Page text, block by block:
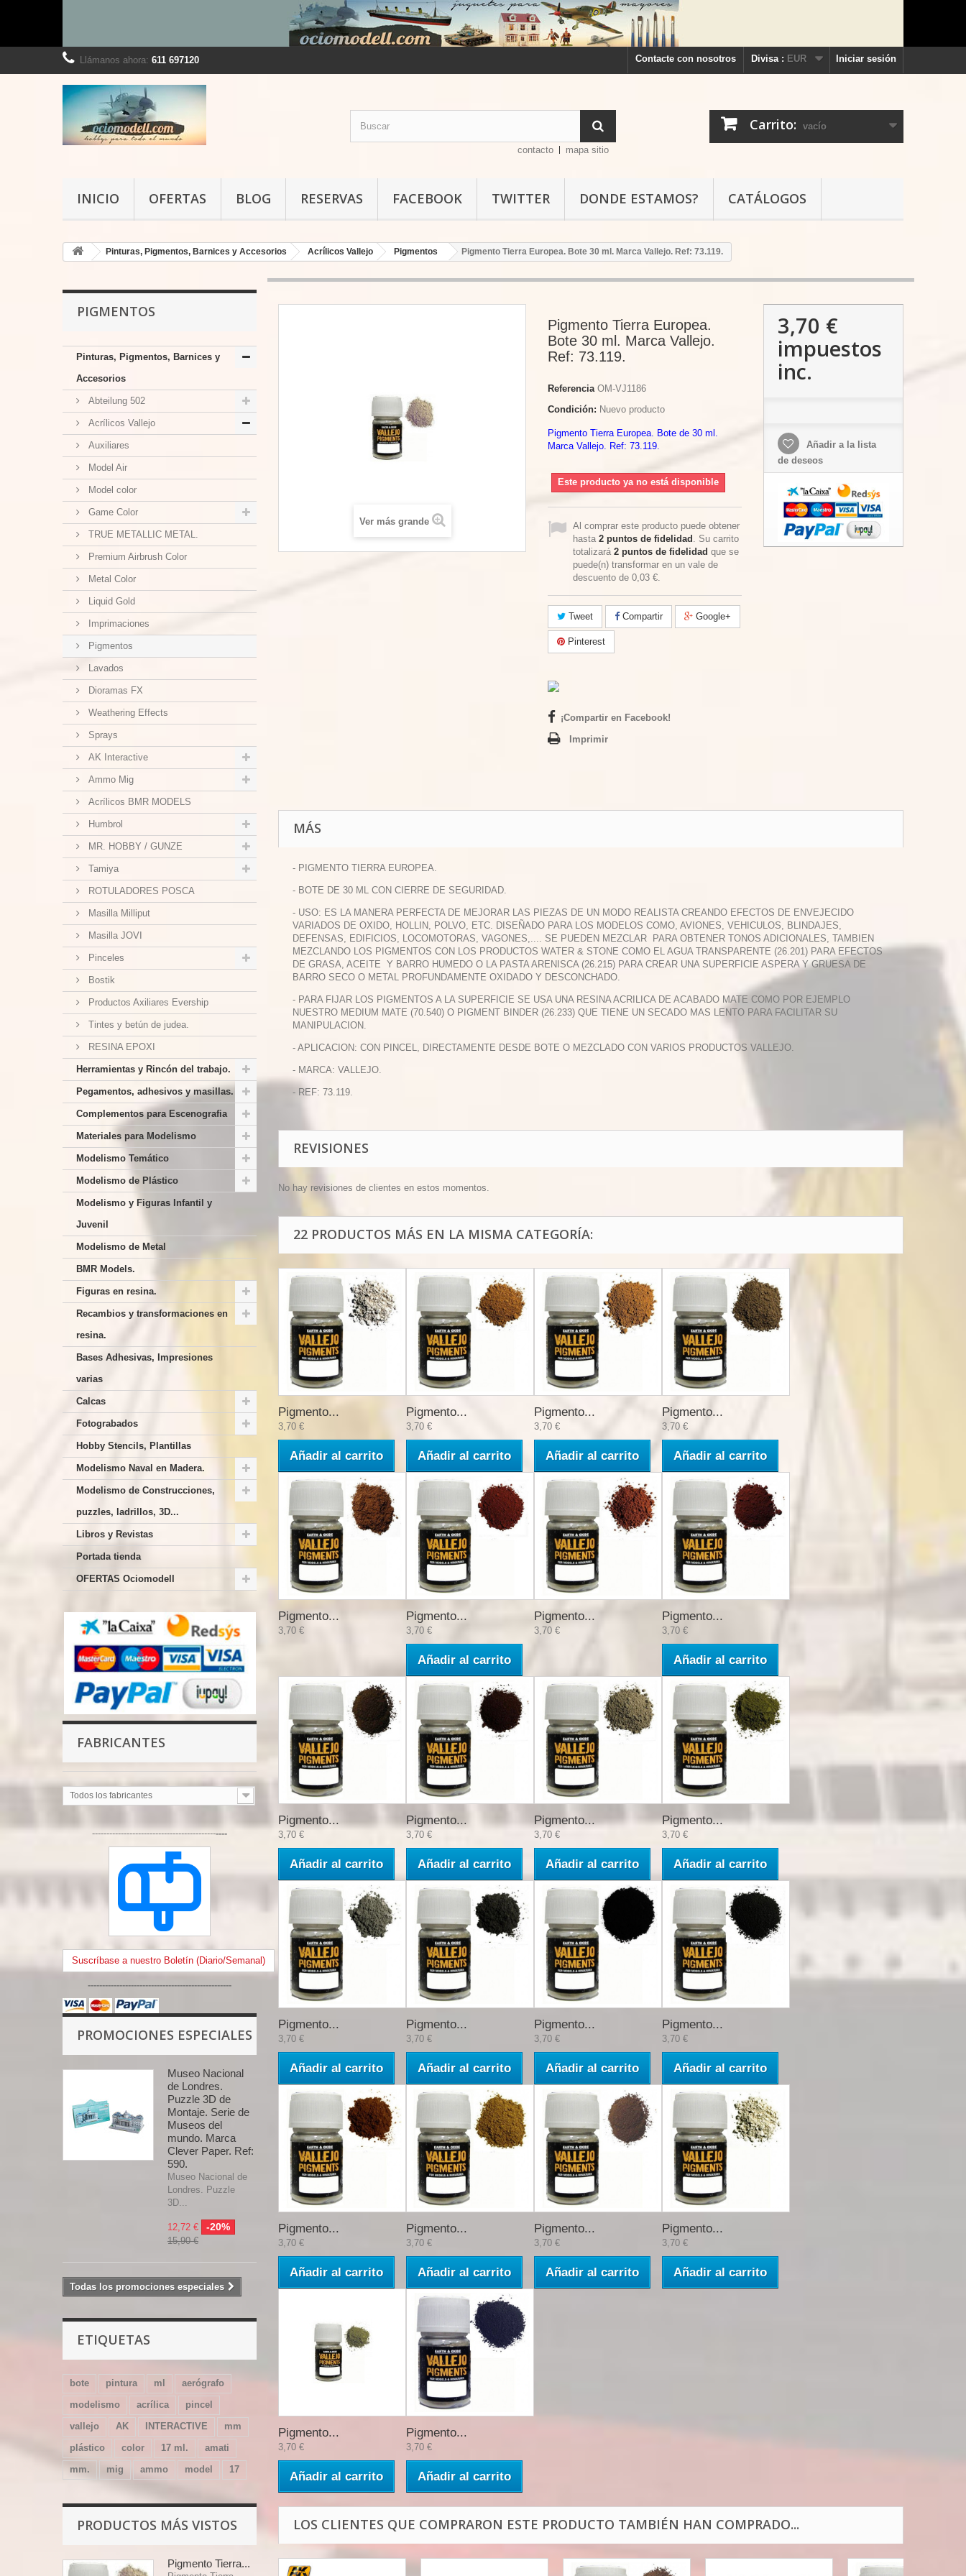
Iniciar sesión
Divisa : EUR
Contacte con nosotros
Llámanos ahora: 611 697120
Carrito: vacío
contacto mapa sitio
INICIO OFERTAS BLOG RESERVAS FACEBOOK TWITTER DONDE ESTAMOS? CATÁLOGOS
Pinturas, Pigmentos, Barnices y Accesorios Acrílicos Vallejo Pigmentos Pigmento Tierra Europea. Bote 30 ml. Marca Vallejo. Ref: 73.119.
PIGMENTOS
Pinturas, Pigmentos, Barnices y
Accesorios
Abteilung 502
Acrílicos Vallejo
Auxiliares
Model Air
Model color
Game Color
TRUE METALLIC METAL.
Premium Airbrush Color
Metal Color
Liquid Gold
Imprimaciones
Pigmentos
Lavados
Dioramas FX
Weathering Effects
Sprays
AK Interactive
Ammo Mig
Acrílicos BMR MODELS
Humbrol
MR. HOBBY / GUNZE
Tamiya
ROTULADORES POSCA
Masilla Milliput
Masilla JOVI
Pinceles
Bostik
Productos Axiliares Evership
Tintes y betún de judea.
RESINA EPOXI
Herramientas y Rincón del trabajo.
Pegamentos, adhesivos y masillas.
Complementos para Escenografia
Materiales para Modelismo
Modelismo Temático
Modelismo de Plástico
Modelismo y Figuras Infantil y
Juvenil
Modelismo de Metal
BMR Models.
Figuras en resina.
Recambios y transformaciones en
resina.
Bases Adhesivas, Impresiones
varias
Calcas
Fotograbados
Hobby Stencils, Plantillas
Modelismo Naval en Madera.
Modelismo de Construcciones,
puzzles, ladrillos, 3D...
Libros y Revistas
Portada tienda
OFERTAS Ociomodell
FABRICANTES
Todos los fabricantes
-----------------------------------------------
Suscríbase a nuestro Boletín (Diario/Semanal)
--------------------------------------------------
PROMOCIONES ESPECIALES
Museo Nacional
de Londres.
Puzzle 3D de
Montaje. Serie de
Museos del
mundo. Marca
Clever Paper. Ref:
590.
Museo Nacional de
Londres. Puzzle
3D...
12,72 € -20%
15,90 €
Todas los promociones especiales
ETIQUETAS
bote pintura ml
aerógrafo
modelismo
acrílica
pincel
vallejo
AK INTERACTIVE
mm
plástico
color 17 ml.
amati
mm.
mig ammo model 17
PRODUCTOS MÁS VISTOS
Pigmento Tierra...
Ver más grande
Pigmento Tierra Europea.
Bote 30 ml. Marca Vallejo.
Ref: 73.119.
Referencia OM-VJ1186
Condición: Nuevo producto
Pigmento Tierra Europea. Bote de 30 ml.
Marca Vallejo. Ref: 73.119.
Este producto ya no está disponible
Al comprar este producto puede obtener
hasta 2 puntos de fidelidad . Su carrito
totalizará 2 puntos de fidelidad que se
puede(n) transformar en un vale de
descuento de 0,03 €.
Tweet Compartir Google+
Pinterest
¡Compartir en Facebook!
Imprimir
3,70 €
impuestos
inc.
Añadir a la lista
de deseos
MÁS
- PIGMENTO TIERRA EUROPEA.
- BOTE DE 30 ML CON CIERRE DE SEGURIDAD.
- USO: ES LA MANERA PERFECTA DE MEJORAR LAS PIEZAS DE UN MODO REALISTA CREANDO EFECTOS DE ENVEJECIDO
VARIADOS DE OXIDO, HOLLIN, POLVO, ETC. DISEÑADO PARA LOS MODELOS COMO, AVIONES, VEHICULOS, BLINDAJES,
DEFENSAS, EDIFICIOS, LOCOMOTORAS, VAGONES,.... SE PUEDEN MEZCLAR PARA OBTENER TONOS ADICIONALES, TAMBIEN
MEZCLANDO LOS PIGMENTOS CON LOS PRODUCTOS WATER & STONE COMO EL AGUA TRANSPARENTE (26.201) PARA EFECTOS
DE GRASA, ACEITE Y BARRO HUMEDO O LA PASTA ARENISCA (26.215) PARA CREAR UNA SUPERFICIE ASPERA Y GRUESA DE
BARRO SECO O METAL PROFUNDAMENTE OXIDADO Y DESCONCHADO.
- PARA FIJAR LOS PIGMENTOS A LA SUPERFICIE SE USA UNA RESINA ACRILICA DE ACABADO MATE COMO POR EJEMPLO
NUESTRO MEDIUM MATE (70.540) O PIGMENT BINDER (26.233) QUE TIENE UN SECADO MAS LENTO PARA FACILITAR SU
MANIPULACION.
- APLICACION: CON PINCEL, DIRECTAMENTE DESDE BOTE O MEZCLADO CON VARIOS PRODUCTOS VALLEJO.
- MARCA: VALLEJO.
- REF: 73.119.
REVISIONES
No hay revisiones de clientes en estos momentos.
22 PRODUCTOS MÁS EN LA MISMA CATEGORÍA:
Pigmento...
3,70 €
Añadir al carrito
Pigmento...
3,70 €
Añadir al carrito
Pigmento...
3,70 €
Añadir al carrito
Pigmento...
3,70 €
Añadir al carrito
Pigmento...
3,70 €
Pigmento...
3,70 €
Añadir al carrito
Pigmento...
3,70 €
Pigmento...
3,70 €
Añadir al carrito
Pigmento...
3,70 €
Añadir al carrito
Pigmento...
3,70 €
Añadir al carrito
Pigmento...
3,70 €
Añadir al carrito
Pigmento...
3,70 €
Añadir al carrito
Pigmento...
3,70 €
Añadir al carrito
Pigmento...
3,70 €
Añadir al carrito
Pigmento...
3,70 €
Añadir al carrito
Pigmento...
3,70 €
Añadir al carrito
Pigmento...
3,70 €
Añadir al carrito
Pigmento...
3,70 €
Añadir al carrito
Pigmento...
3,70 €
Añadir al carrito
Pigmento...
3,70 €
Añadir al carrito
Pigmento...
3,70 €
Añadir al carrito
Pigmento...
3,70 €
Añadir al carrito
LOS CLIENTES QUE COMPRARON ESTE PRODUCTO TAMBIÉN HAN COMPRADO...